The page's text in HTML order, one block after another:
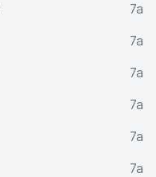
7a
7a
7a
7a
7a
7a